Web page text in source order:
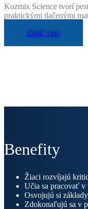
Kozmix Science tvorí
praktickými tlačenými
Zistiť viac
Benefity
Žiaci rozvíjajú
Učia sa pracovať v
Osvojujú si
Zdokonaľujú sa v